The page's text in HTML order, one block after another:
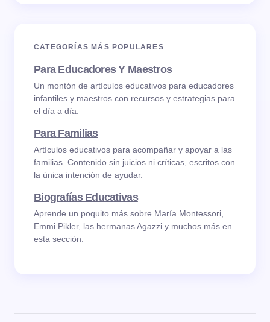
CATEGORÍAS MÁS POPULARES
Para Educadores Y Maestros
Un montón de artículos educativos para educadores
infantiles y maestros con recursos y estrategias para
el día a día.
Para Familias
Artículos educativos para acompañar y apoyar a las
familias. Contenido sin juicios ni críticas, escritos con
la única intención de ayudar.
Biografías Educativas
Aprende un poquito más sobre María Montessori,
Emmi Pikler, las hermanas Agazzi y muchos más en
esta sección.